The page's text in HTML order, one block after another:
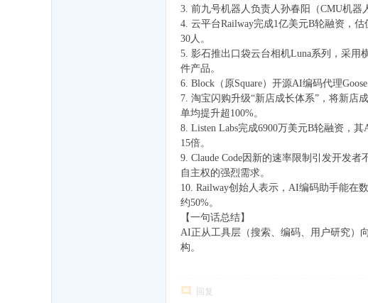
3. 前九号机器人负责人孙春阳（CMU机器
4. 云平台Railway完成1亿美元B轮融资，
30人。
5. 影石推出口袋云台相机Luna系列，采用
件产品。
6. Block（原Square）开源AI编码代理
7. 淘宝闪购升级“新店成长体系”，将新店
单均提升超100%。
8. Listen Labs完成6900万美元B轮融资，
15倍。
9. Claude Code因新的速率限制引发开发
自主权的强烈需求。
10. Railway创始人表示，AI编码助手能在
约50%。
【一句话总结】
AI正从工具层（搜索、编码、用户研究）
构。
回复